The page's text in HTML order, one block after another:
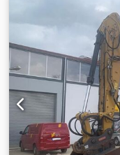
Baujahr 2016
Kabine Klimaanlage
Verstellausleger
Greifer-, Schere-)
Reifengröße: 10.00-
Schildabstützung
Sof CE